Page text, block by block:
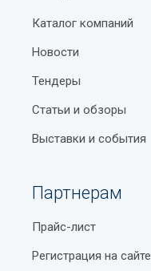
Каталог компаний
Новости
Тендеры
Статьи и обзоры
Выставки и события
Партнерам
Прайс-лист
Регистрация на сайте